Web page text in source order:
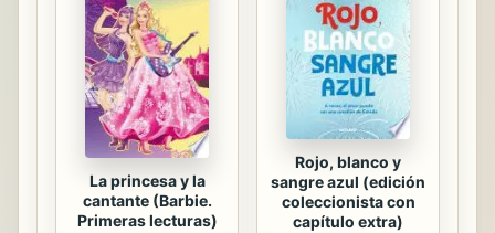
La princesa y la
cantante (Barbie.
Primeras lecturas)
Rojo, blanco y
sangre azul (edición
coleccionista con
capítulo extra)